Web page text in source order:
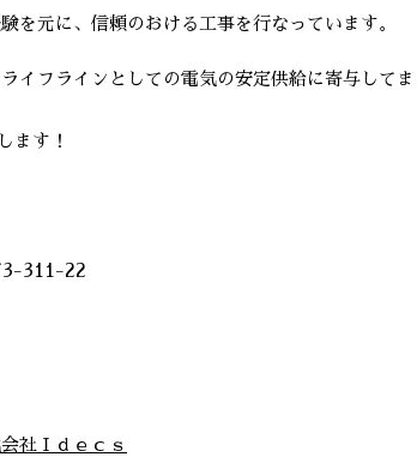
を元に、信頼のおける工事を行なっています。
イフラインとしての電気の安定供給に寄与してま
ます！
3-311-22
社Ｉｄｅｃｓ